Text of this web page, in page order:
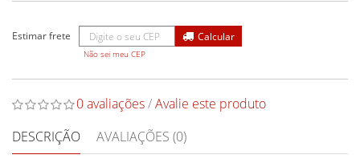
Não sei meu CEP
0 avaliações/Avalie este produto
DESCRIÇÃO
AVALIAÇÕES (0)